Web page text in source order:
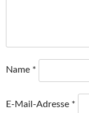
Name *
E-Mail-Adresse *